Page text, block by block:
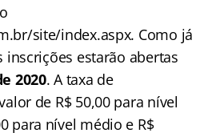
site/index.aspx. Como já
estarão abertas
2020. A taxa de
de R$ 50,00 para nível
para nível médio e R$